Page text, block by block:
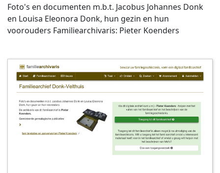
Foto's en documenten m.b.t. Jacobus Johannes Donk
en Louisa Eleonora Donk, hun gezin en hun
voorouders Familiearchivaris: Pieter Koenders